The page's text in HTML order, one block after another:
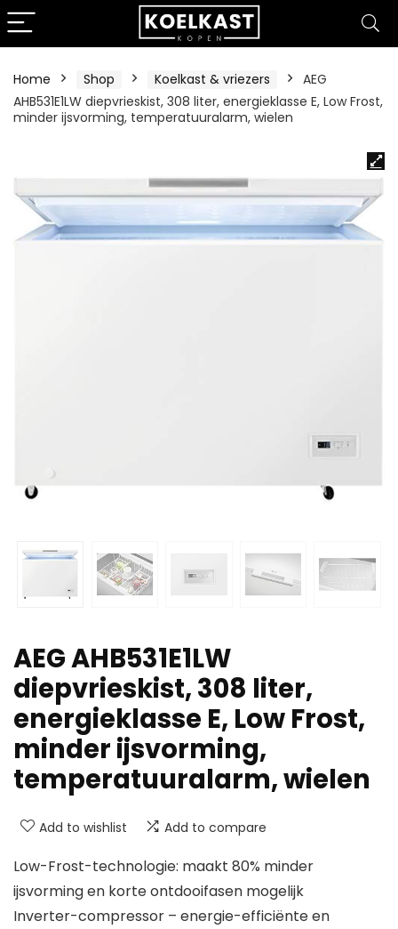
Home Shop Koelkast & vriezers
AEG
AHB531E1LW diepvrieskist, 308 liter, energieklasse E, Low Frost,
minder ijsvorming, temperatuuralarm, wielen
AEG AHB531E1LW
diepvrieskist, 308 liter,
energieklasse E, Low Frost,
minder ijsvorming,
temperatuuralarm, wielen
Add to wishlist Add to compare
Low-Frost-technologie: maakt 80% minder
ijsvorming en korte ontdooifasen mogelijk
Inverter-compressor – energie-efficiënte en